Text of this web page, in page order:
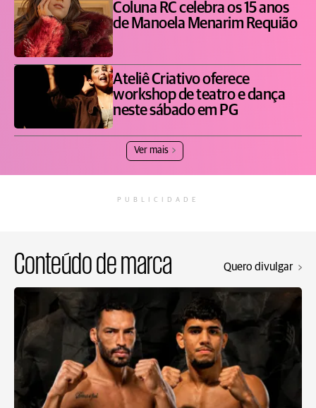
Coluna RC celebra os 15 anos
de Manoela Menarim Requião
Ateliê Criativo oferece
workshop de teatro e dança
neste sábado em PG
Ver mais
PUBLICIDADE
Conteúdo de marca Quero divulgar